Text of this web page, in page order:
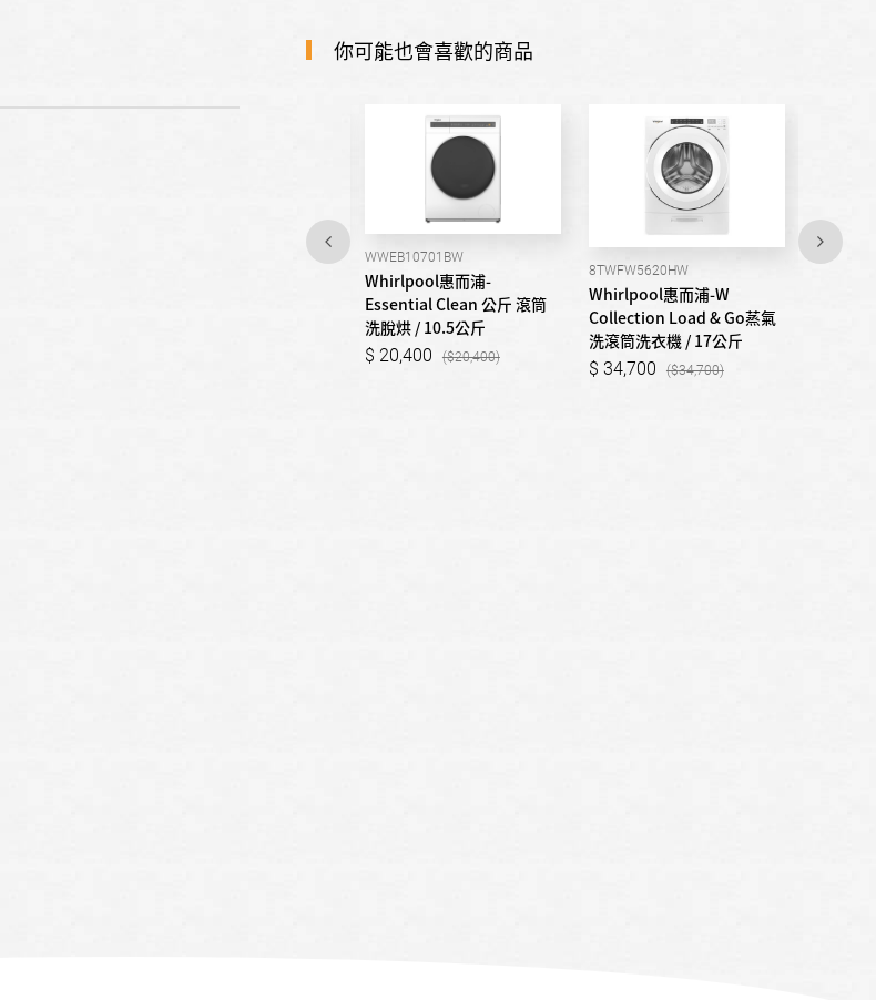
你可能也會喜歡的商品
WWEB10701BW
Whirlpool惠而浦-
Essential Clean 公斤 滾筒
洗脫烘 / 10.5公斤
20,400 20,400
8TWFW5620HW
Whirlpool惠而浦-W
Collection Load & Go蒸氣
洗滾筒洗衣機 / 17公斤
34,700 34,700